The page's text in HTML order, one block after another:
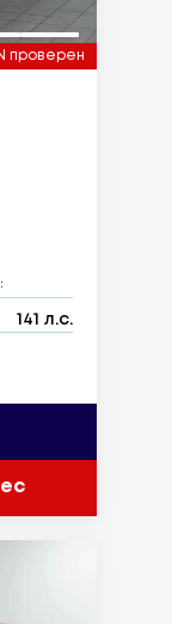
проверен
141 л.с.